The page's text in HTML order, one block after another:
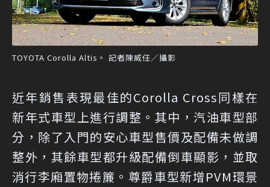
TOYOTA Corolla Altis。 記者陳威任／攝影
近年銷售表現最佳的Corolla Cross同樣在
新年式車型上進行調整。其中，汽油車型部
分，除了入門的安心車型售價及配備未做調
整外，其餘車型都升級配備倒車顯影，並取
消行李廂置物捲簾。尊爵車型新增PVM環景